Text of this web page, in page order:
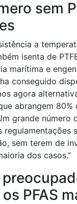
sem
a
isenta de
marítima e
conseguido
agora
abrangem 80%
grande número
sem terem de
dos casos.”
PFAS